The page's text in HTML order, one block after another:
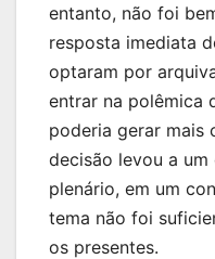
entanto, não foi
resposta imediata
optaram por
entrar na polêmica
poderia gerar mais
decisão levou a
plenário, em um
tema não foi
os presentes.